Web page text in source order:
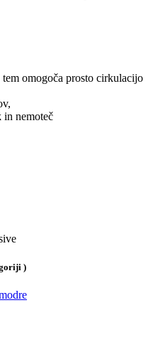
omogoča prosto cirkulacijo
in nemoteč
)